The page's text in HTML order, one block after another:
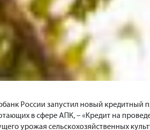
России запустил новый кредитный
в сфере АПК, – «Кредит на
урожая сельскохозяйственных